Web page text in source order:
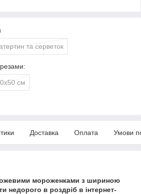
та серветок
см
Доставка Оплата Умови
мороженками з шириною
недорого в роздріб в інтернет-